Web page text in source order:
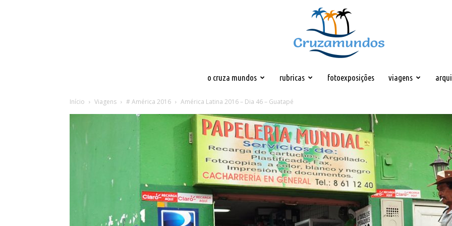
o cruza mundos rubricas fotoexposições viagens
Início Viagens # América 2016 América Latina 2016 – Dia 46 – Guatapé